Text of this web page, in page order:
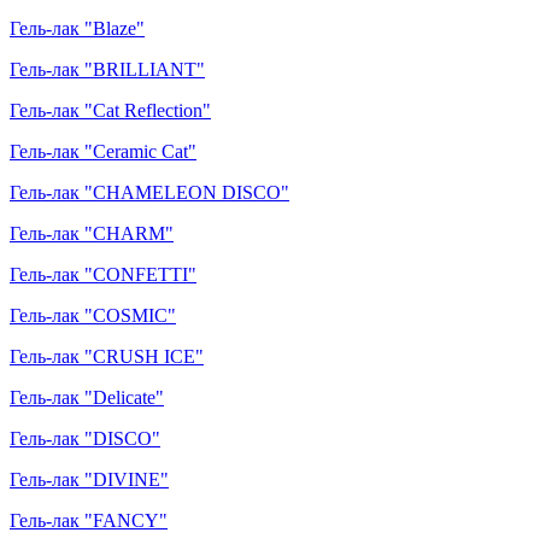
Гель-лак "Blaze"
Гель-лак "BRILLIANT"
Гель-лак "Cat Reflection"
Гель-лак "Ceramic Cat"
Гель-лак "CHAMELEON DISCO"
Гель-лак "CHARM"
Гель-лак "CONFETTI"
Гель-лак "COSMIC"
Гель-лак "CRUSH ICE"
Гель-лак "Delicate"
Гель-лак "DISCO"
Гель-лак "DIVINE"
Гель-лак "FANCY"